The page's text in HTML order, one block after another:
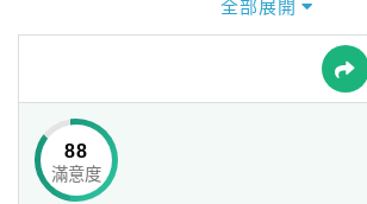
球
網
前方可一覽關山鎮的全景，可遠眺海洋山
悠閒的坐在「楓香白樺莊園民宿」裡，
透過窗外看見遠處的山脈和一望無際的農
滿天的彩霞換上黑夜裡的星斗，美麗的景
累了可以在歐式典雅的房間內，伴著窗外
全部展開
88
滿意度